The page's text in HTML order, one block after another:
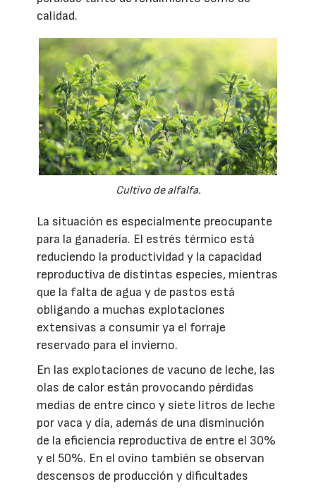
calidad.
Cultivo de alfalfa.
La situación es especialmente preocupante
para la ganadería. El estrés térmico está
reduciendo la productividad y la capacidad
reproductiva de distintas especies, mientras
que la falta de agua y de pastos está
obligando a muchas explotaciones
extensivas a consumir ya el forraje
reservado para el invierno.
En las explotaciones de vacuno de leche, las
olas de calor están provocando pérdidas
medias de entre cinco y siete litros de leche
por vaca y día, además de una disminución
de la eficiencia reproductiva de entre el 30%
y el 50%. En el ovino también se observan
descensos de producción y dificultades